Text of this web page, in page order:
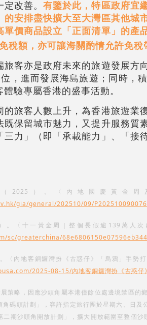
定改善。有鑒於此，特區政府宜
的安排盡快擴大至大灣區其他城
單價商品設立「正面清單」的產
稅額，亦可讓海關酌情允許免稅
旅客亦是政府未來的旅遊發展方
，進而發展海島旅遊；同時，
驗專屬香港的盛事活動。
的旅客人數上升，為香港旅遊業
既保留城市魅力，又提升服務質
三力」（即「承載能力」、「接
2025）。〈內地國慶黃金
gia/general/202510/09/
。〈十一黃金周｜整個長假逾139萬人
sc/greaterchina/
〈內地客銅鑼灣扮《古惑仔》「烏鴉」手勢
2025-08-15/內地客銅鑼灣扮《古惑仔
策略，因應沙頭角屬本港僅餘位處邊境禁區
角碼頭計劃」，容許指定旅行團於星期六、日
期沙頭角開放計劃」，擴大開放範圍至整個